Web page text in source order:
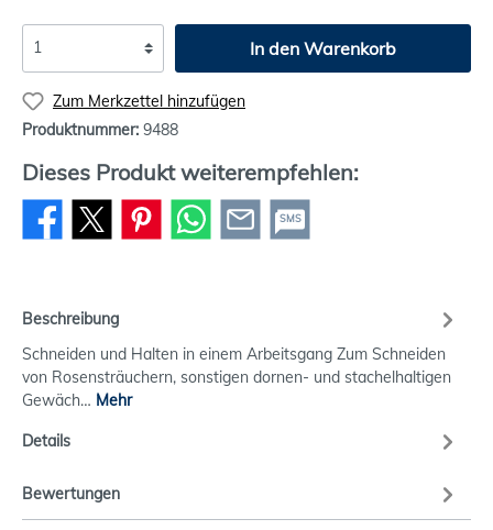
In den Warenkorb
Zum Merkzettel hinzufügen
Produktnummer: 9488
Dieses Produkt weiterempfehlen:
SMS
Beschreibung
Schneiden und Halten in einem Arbeitsgang Zum Schneiden
von Rosensträuchern, sonstigen dornen- und stachelhaltigen
Gewäch… Mehr
Details
Bewertungen